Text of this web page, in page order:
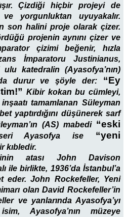
Çizdiği hiçbir projeyi de
yorgunluktan uyuyakalır.
son halini proje olarak çizer.
projenin aynını çizer ve
çizimi beğenir, hızla
İmparatoru Justinianus,
katedralin (Ayasofya’nın)
durur ve şöyle der: “Ey
Kibir kokan bu cümleyi,
tamamlanan Süleyman
yaptırdığını düşünerek sarf
(AS) mabedi “eski
Ayasofya ise “yeni
kıbledir.
atası John Davison
ile birlikte, 1936’da İstanbul’a
eder. John Rockefeller, Yeni
olan David Rockefeller’in
ve yanlarında Ayasofya’yı
Ayasofya’nın müzeye